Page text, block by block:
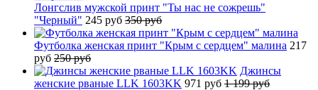
Лонгслив мужской принт "Ты нас не сожрешь"
"Черный" 245 руб 350 руб
Футболка женская принт "Крым с сердцем" малина 217
руб 250 руб
Джинсы
женские рваные LLK 1603KK 971 руб 1 199 руб